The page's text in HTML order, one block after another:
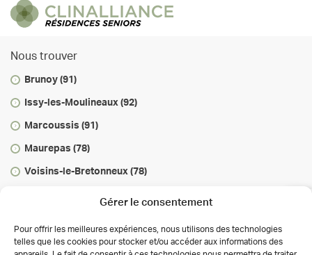
Gérer le consentement
Pour offrir les meilleures expériences, nous utilisons des technologies
telles que les cookies pour stocker et/ou accéder aux informations des
Nous trouver
Brunoy (91)
Issy-les-Moulineaux (92)
Marcoussis (91)
Maurepas (78)
Voisins-le-Bretonneux (78)
Infos & conseils
Actualités